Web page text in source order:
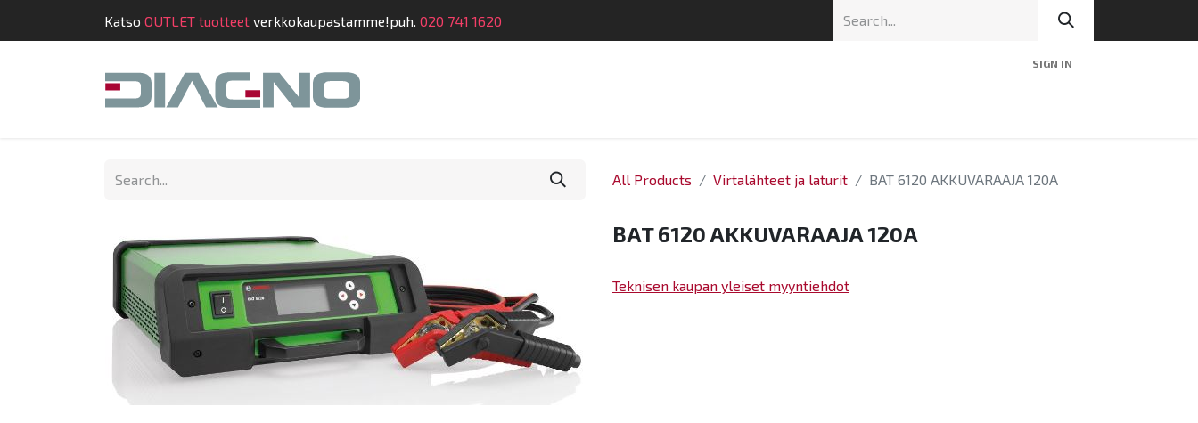
Katso OUTLET tuotteet verkkokaupastamme!puh. 020 741 1620
SIGN IN
Shop
All Products Virtalähteet ja laturit BAT 6120 AKKUVARAAJA 120A
BAT 6120 AKKUVARAAJA 120A
Teknisen kaupan yleiset myyntiehdot